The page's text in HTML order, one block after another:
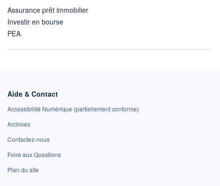
Assurance prêt immobilier
Investir en bourse
PEA
Aide & Contact
Accessibilité Numérique (partiellement conforme)
Archives
Contactez-nous
Foire aux Questions
Plan du site